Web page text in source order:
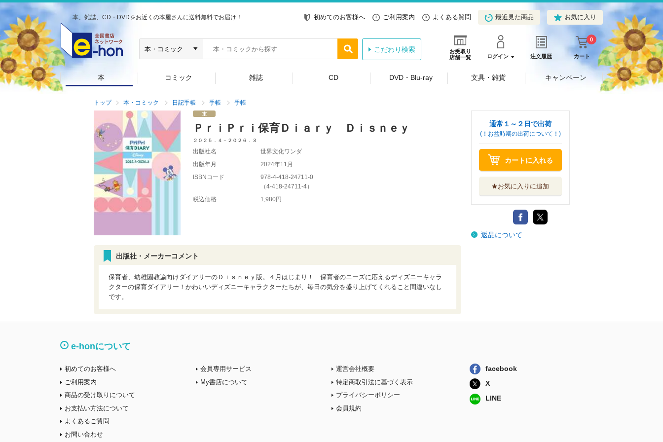
本、雑誌、CD・DVDをお近くの本屋さんに送料無料でお届け！ 初めてのお客様へ ご利用案内 よくある質問 最近見た商品 お気に入り
お受取り
店舗一覧
ログイン 注文履歴 カート
0
こだわり検索
本 コミック 雑誌 CD DVD・Blu-ray 文具・雑貨 キャンペーン
トップ 本・コミック 日記手帳 手帳 手帳
ＰｒｉＰｒｉ保育Ｄｉａｒｙ Ｄｉｓｎｅｙ
２０２５．４－２０２６．３
出版社名
世界文化ワンダ
出版年月
2024年11月
ISBNコード
978-4-418-24711-0
（4-418-24711-4）
税込価格
1,980円
出版社・メーカーコメント
保育者、幼稚園教諭向けダイアリーのＤｉｓｎｅｙ版。４月はじまり！ 保育者のニーズに応えるディズニーキャラ
クターの保育ダイアリー！かわいいディズニーキャラクターたちが、毎日の気分を盛り上げてくれること間違いなし
です。
通常１～２日で出荷
(！お盆時期の出荷について！)
カートに入れる
★お気に入りに追加
返品について
e-honについて
初めてのお客様へ
ご利用案内
商品の受け取りについて
お支払い方法について
よくあるご質問
お問い合わせ
会員専用サービス
My書店について
運営会社概要
特定商取引法に基づく表示
プライバシーポリシー
会員規約
facebook
X
LINE